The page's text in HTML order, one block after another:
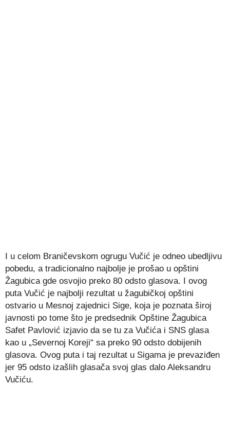
I u celom Braničevskom ogrugu Vučić je odneo ubedljivu
pobedu, a tradicionalno najbolje je prošao u opštini
Žagubica gde osvojio preko 80 odsto glasova. I ovog
puta Vučić je najbolji rezultat u žagubičkoj opštini
ostvario u Mesnoj zajednici Sige, koja je poznata široj
javnosti po tome što je predsednik Opštine Žagubica
Safet Pavlović izjavio da se tu za Vučića i SNS glasa
kao u „Severnoj Koreji“ sa preko 90 odsto dobijenih
glasova. Ovog puta i taj rezultat u Sigama je prevaziđen
jer 95 odsto izašlih glasača svoj glas dalo Aleksandru
Vučiću.